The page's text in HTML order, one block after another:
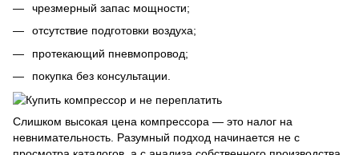
чрезмерный запас мощности;
отсутствие подготовки воздуха;
протекающий пневмопровод;
покупка без консультации.
Слишком высокая цена компрессора — это налог на
невнимательность. Разумный подход начинается не с